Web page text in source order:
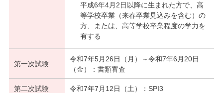
平成6年4月2日以降に生まれた方で、高
等学校卒業（来春卒業見込みを含む）の
方、または、高等学校卒業程度の学力を
有する
第一次試験
令和7年5月26日（月）～令和7年6月20日
（金）：書類審査
第二次試験 令和7年7月12日（土）：SPI3